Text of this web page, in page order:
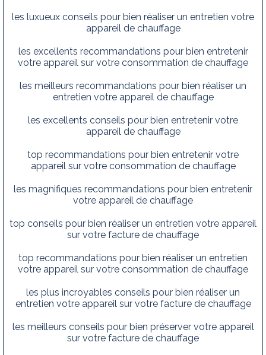
les luxueux conseils pour bien réaliser un entretien votre
appareil de chauffage
les excellents recommandations pour bien entretenir
votre appareil sur votre consommation de chauffage
les meilleurs recommandations pour bien réaliser un
entretien votre appareil de chauffage
les excellents conseils pour bien entretenir votre
appareil de chauffage
top recommandations pour bien entretenir votre
appareil sur votre consommation de chauffage
les magnifiques recommandations pour bien entretenir
votre appareil de chauffage
top conseils pour bien réaliser un entretien votre appareil
sur votre facture de chauffage
top recommandations pour bien réaliser un entretien
votre appareil sur votre consommation de chauffage
les plus incroyables conseils pour bien réaliser un
entretien votre appareil sur votre facture de chauffage
les meilleurs conseils pour bien préserver votre appareil
sur votre facture de chauffage